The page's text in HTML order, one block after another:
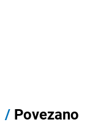
/ Povezano